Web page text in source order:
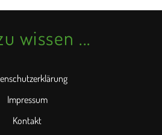
wissen ...
Impressum
Kontakt